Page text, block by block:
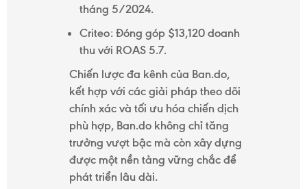
tháng 5/2024.
Criteo: Đóng góp $13,120 doanh
thu với ROAS 5.7.
Chiến lược đa kênh của Ban.do,
kết hợp với các giải pháp theo dõi
chính xác và tối ưu hóa chiến dịch
phù hợp, Ban.do không chỉ tăng
trưởng vượt bậc mà còn xây dựng
được một nền tảng vững chắc để
phát triển lâu dài.